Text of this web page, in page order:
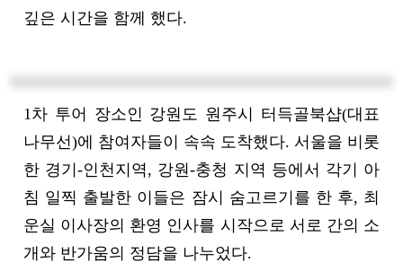
깊은 시간을 함께 했다.
1차 투어 장소인 강원도 원주시 터득골북샵(대표
나무선)에 참여자들이 속속 도착했다. 서울을 비롯
한 경기-인천지역, 강원-충청 지역 등에서 각기 아
침 일찍 출발한 이들은 잠시 숨고르기를 한 후, 최
운실 이사장의 환영 인사를 시작으로 서로 간의 소
개와 반가움의 정담을 나누었다.